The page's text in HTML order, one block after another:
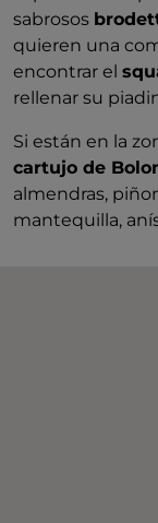
sabrosos
quieren una
encontrar el
rellenar su
Si están en la
cartujo de
almendras,
mantequilla,